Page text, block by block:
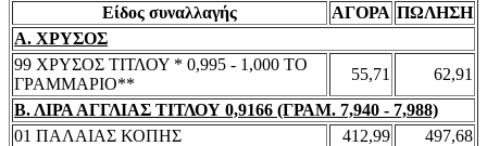
Είδος συναλλαγής ΑΓΟΡΑ ΠΩΛΗΣΗ
Α. ΧΡΥΣΟΣ
99 ΧΡΥΣΟΣ ΤΙΤΛΟΥ * 0,995 - 1,000 ΤΟ
ΓΡΑΜΜΑΡΙΟ**
55,71
62,91
Β. ΛΙΡΑ ΑΓΓΛΙΑΣ ΤΙΤΛΟΥ 0,9166 (ΓΡΑΜ. 7,940 - 7,988)
01 ΠΑΛΑΙΑΣ ΚΟΠΗΣ
412,99
497,68